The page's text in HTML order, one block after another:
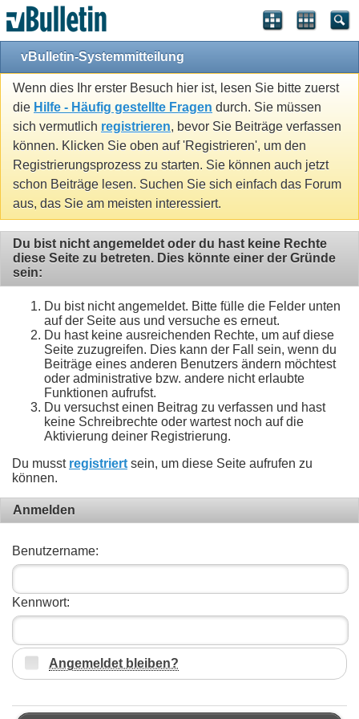
vBulletin-Systemmitteilung
Wenn dies Ihr erster Besuch hier ist, lesen Sie bitte zuerst
die Hilfe - Häufig gestellte Fragen durch. Sie müssen
sich vermutlich registrieren, bevor Sie Beiträge verfassen
können. Klicken Sie oben auf 'Registrieren', um den
Registrierungsprozess zu starten. Sie können auch jetzt
schon Beiträge lesen. Suchen Sie sich einfach das Forum
aus, das Sie am meisten interessiert.
Du bist nicht angemeldet oder du hast keine Rechte
diese Seite zu betreten. Dies könnte einer der Gründe
sein:
Du bist nicht angemeldet. Bitte fülle die Felder unten
auf der Seite aus und versuche es erneut.
Du hast keine ausreichenden Rechte, um auf diese
Seite zuzugreifen. Dies kann der Fall sein, wenn du
Beiträge eines anderen Benutzers ändern möchtest
oder administrative bzw. andere nicht erlaubte
Funktionen aufrufst.
Du versuchst einen Beitrag zu verfassen und hast
keine Schreibrechte oder wartest noch auf die
Aktivierung deiner Registrierung.
Du musst registriert sein, um diese Seite aufrufen zu
können.
Anmelden
Benutzername:
Kennwort:
Angemeldet bleiben?